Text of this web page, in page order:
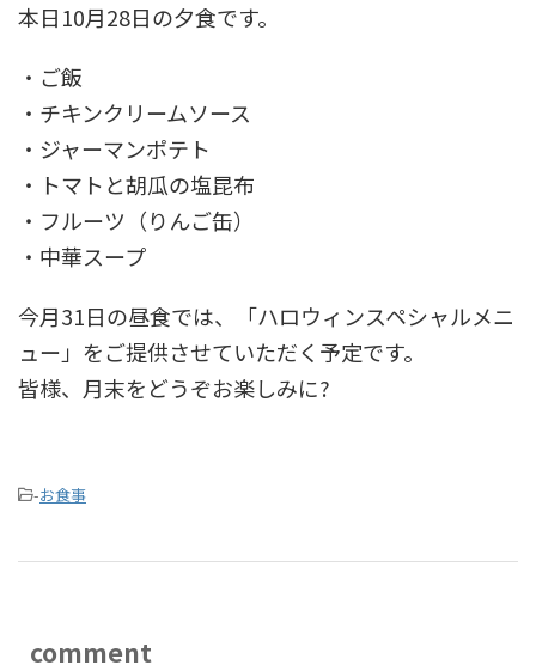
本日10月28日の夕食です。
・ご飯
・チキンクリームソース
・ジャーマンポテト
・トマトと胡瓜の塩昆布
・フルーツ（りんご缶）
・中華スープ
今月31日の昼食では、「ハロウィンスペシャルメニ
ュー」をご提供させていただく予定です。
皆様、月末をどうぞお楽しみに?
-お食事
comment